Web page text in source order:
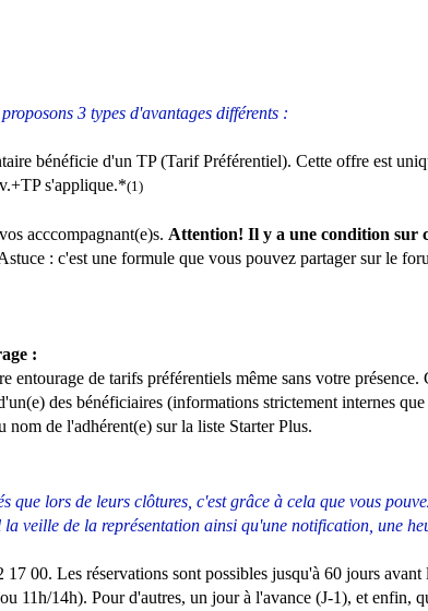
3 types d'avantages différents :
bénéficie d'un TP (Tarif Préférentiel). Cette offre est
s'applique.*(1)
acccompagnant(e)s. Attention! Il y a une condition sur
: c'est une formule que vous pouvez partager sur le
:
de tarifs préférentiels même sans votre
des bénéficiaires (informations strictement internes
nom de l'adhérent(e) sur la liste Starter Plus.
que lors de leurs clôtures, c'est grâce à cela que vous
veille de la représentation ainsi qu'une notification, une
00. Les réservations sont possibles jusqu'à 60 jours avant
11h/14h). Pour d'autres, un jour à l'avance (J-1), et enfin,